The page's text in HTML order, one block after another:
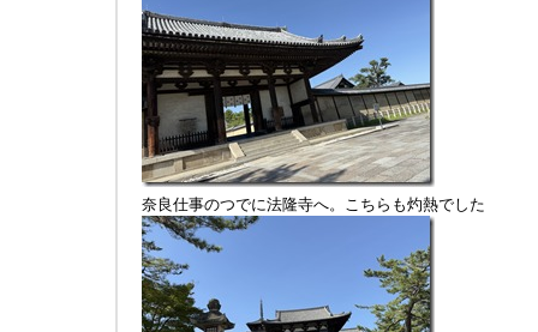
奈良仕事のつでに法隆寺へ。こちらも灼熱でした